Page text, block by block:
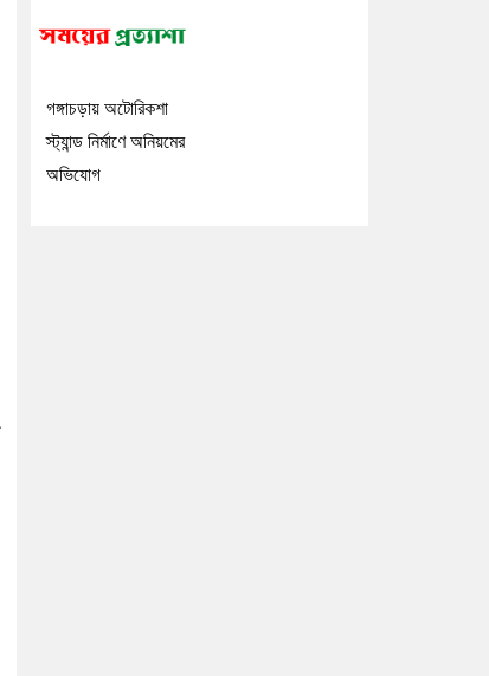
গঙ্গাচড়ায় অটোরিকশা
স্ট্যান্ড নির্মাণে অনিয়মের
অভিযোগ